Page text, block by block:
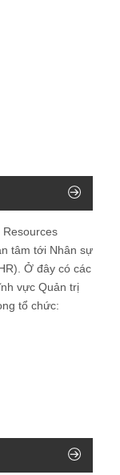
tâm tới Nhân sự
Ở đây có các
vực Quản trị
tổ chức: